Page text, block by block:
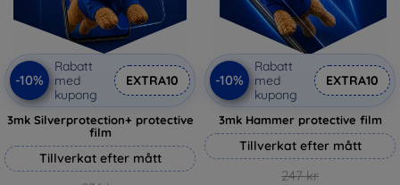
-10%
Rabatt
med
kupong
EXTRA10
3mk Silverprotection+ protective
film
Tillverkat efter mått
-10%
Rabatt
med
kupong
EXTRA10
3mk Hammer protective film
Tillverkat efter mått
247 kr